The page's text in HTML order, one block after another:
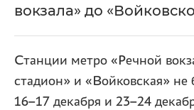
вокзала» до
Станции метро «Речной
стадион» и «Войковская» не
16–17 декабря и 23–24